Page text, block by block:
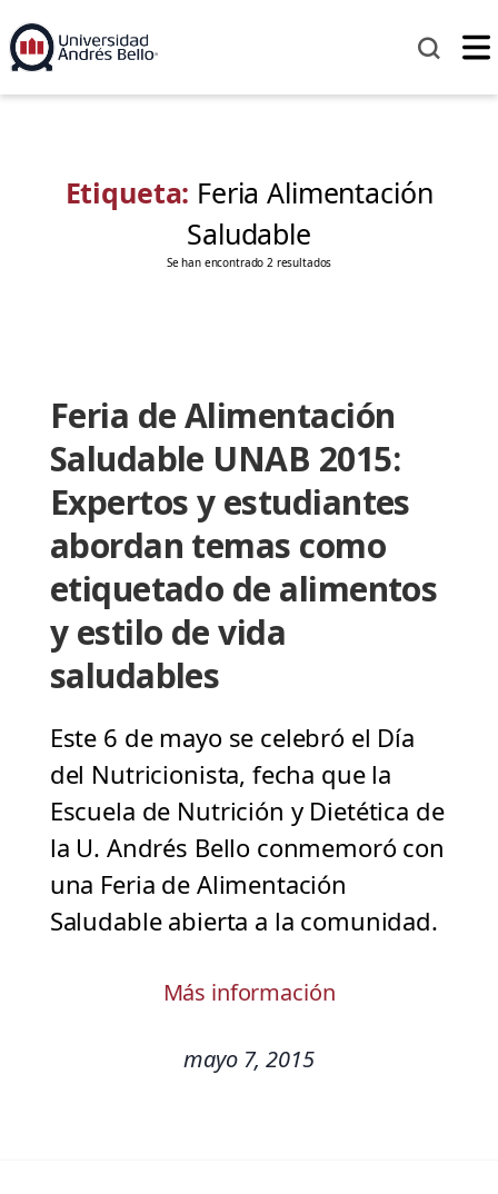
Etiqueta: Feria Alimentación
Saludable
Se han encontrado 2 resultados
Feria de Alimentación
Saludable UNAB 2015:
Expertos y estudiantes
abordan temas como
etiquetado de alimentos
y estilo de vida
saludables
Este 6 de mayo se celebró el Día
del Nutricionista, fecha que la
Escuela de Nutrición y Dietética de
la U. Andrés Bello conmemoró con
una Feria de Alimentación
Saludable abierta a la comunidad.
Más información
mayo 7, 2015